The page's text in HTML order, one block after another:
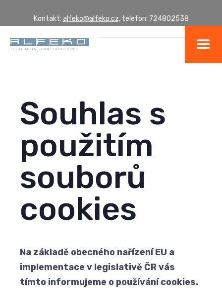
Kontakt: alfeko@alfeko.cz,telefon: 724802538
Souhlas s
použitím
souborů
cookies
Na základě obecného nařízení EU a
implementace v legislativě ČR vás
tímto informujeme o používání cookies.